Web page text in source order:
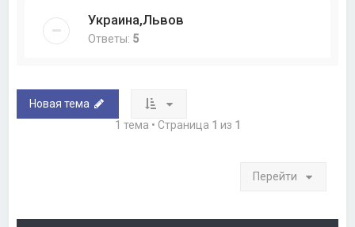
Украина,Львов
Ответы: 5
Новая тема
1 тема • Страница 1 из 1
Перейти